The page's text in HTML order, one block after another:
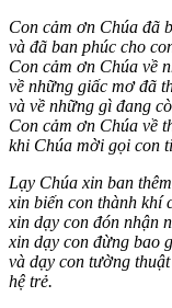
Con cảm ơn Chúa đã
và đã ban phúc cho
Con cảm ơn Chúa về
về những giấc mơ đã
và về những gì đang
Con cảm ơn Chúa về
khi Chúa mời gọi con
Lạy Chúa xin ban
xin biến con thành khí
xin dạy con đón nhận
xin dạy con đừng bao
và dạy con tường
hệ trẻ.